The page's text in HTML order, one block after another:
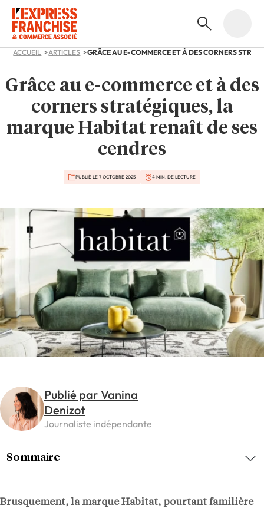
ACCUEIL ARTICLES
Grâce au e-commerce et à des
corners stratégiques, la
marque Habitat renaît de ses
cendres
PUBLIÉ LE 7 OCTOBRE 2025 4 MIN. DE LECTURE
Publié par Vanina
Denizot
Journaliste indépendante
Brusquement, la marque Habitat, pourtant familière
Sommaire